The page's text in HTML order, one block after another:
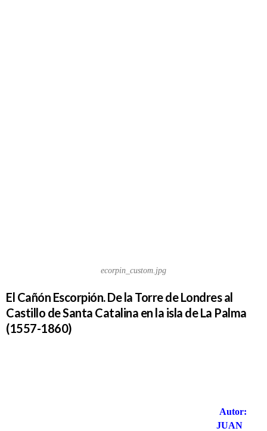
ecorpin_custom.jpg
El Cañón Escorpión. De la Torre de Londres al
Castillo de Santa Catalina en la isla de La Palma
(1557-1860)
Autor:
JUAN